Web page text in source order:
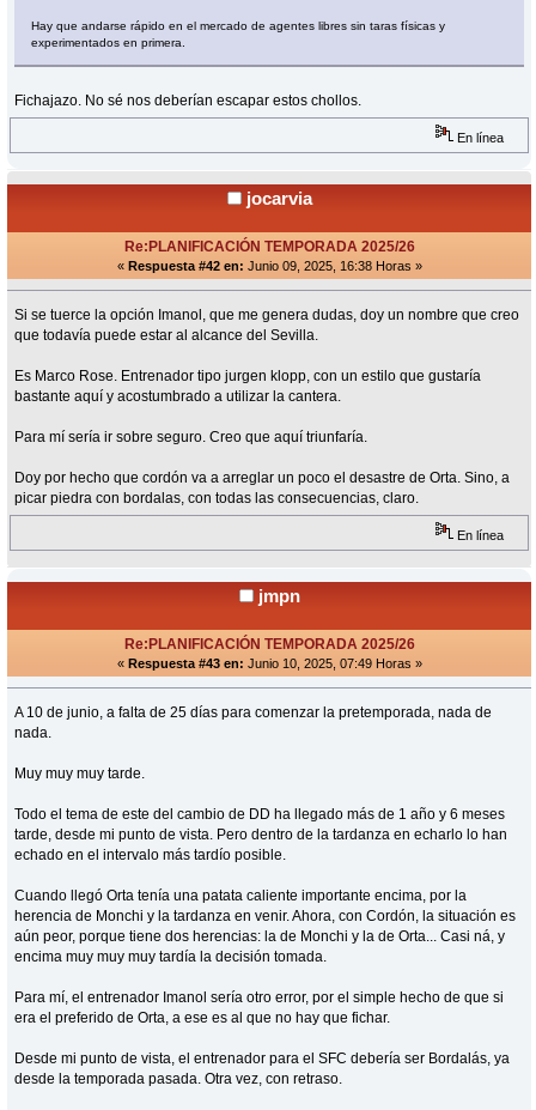
Hay que andarse rápido en el mercado de agentes libres sin taras físicas y
experimentados en primera.
Fichajazo. No sé nos deberían escapar estos chollos.
En línea
jocarvia
Re:PLANIFICACIÓN TEMPORADA 2025/26
« Respuesta #42 en: Junio 09, 2025, 16:38 Horas »
Si se tuerce la opción Imanol, que me genera dudas, doy un nombre que creo
que todavía puede estar al alcance del Sevilla.
Es Marco Rose. Entrenador tipo jurgen klopp, con un estilo que gustaría
bastante aquí y acostumbrado a utilizar la cantera.
Para mí sería ir sobre seguro. Creo que aquí triunfaría.
Doy por hecho que cordón va a arreglar un poco el desastre de Orta. Sino, a
picar piedra con bordalas, con todas las consecuencias, claro.
En línea
jmpn
Re:PLANIFICACIÓN TEMPORADA 2025/26
« Respuesta #43 en: Junio 10, 2025, 07:49 Horas »
A 10 de junio, a falta de 25 días para comenzar la pretemporada, nada de
nada.
Muy muy muy tarde.
Todo el tema de este del cambio de DD ha llegado más de 1 año y 6 meses
tarde, desde mi punto de vista. Pero dentro de la tardanza en echarlo lo han
echado en el intervalo más tardío posible.
Cuando llegó Orta tenía una patata caliente importante encima, por la
herencia de Monchi y la tardanza en venir. Ahora, con Cordón, la situación es
aún peor, porque tiene dos herencias: la de Monchi y la de Orta... Casi ná, y
encima muy muy muy tardía la decisión tomada.
Para mí, el entrenador Imanol sería otro error, por el simple hecho de que si
era el preferido de Orta, a ese es al que no hay que fichar.
Desde mi punto de vista, el entrenador para el SFC debería ser Bordalás, ya
desde la temporada pasada. Otra vez, con retraso.